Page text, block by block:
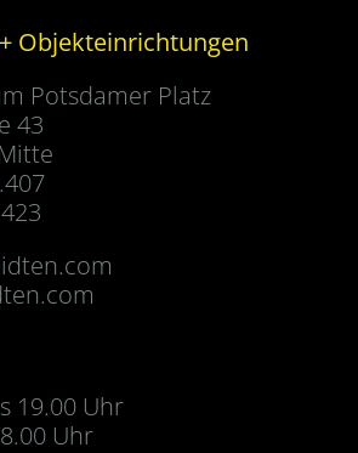
Objekteinrichtungen
Potsdamer Platz
43
19.00 Uhr
Uhr